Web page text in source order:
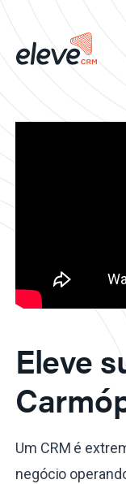
Eleve
Um CRM é
negócio